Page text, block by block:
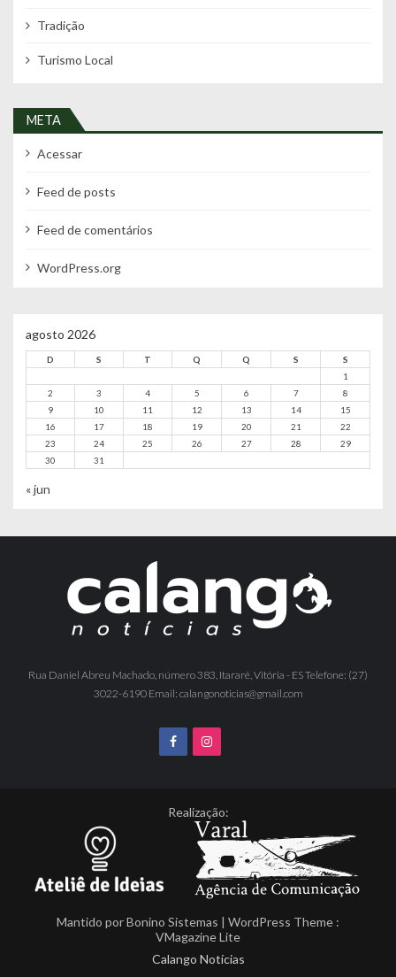
Tradição
Turismo Local
META
Acessar
Feed de posts
Feed de comentários
WordPress.org
agosto 2026
D S T Q Q S
S
1
2
3 4 5 6 7
8
9
10 11 12 13 14
15
16
17 18 19 20 21
22
23
24 25 26 27 28
29
30
31
« jun
Rua Daniel Abreu Machado, número 383, Itararé, Vitória - ES Telefone: (27)
3022-6190 Email: calangonoticias@gmail.com
Realização:
Mantido porBonino Sistemas | WordPress Theme :
VMagazine Lite
Calango Notícias